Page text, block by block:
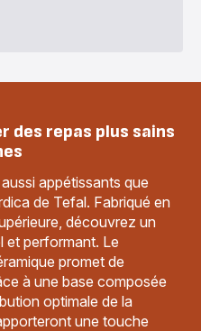
des repas plus sains
appétissants que
de Tefal. Fabriqué en
découvrez un
et performant. Le
promet de
à une base composée
optimale de la
une touche